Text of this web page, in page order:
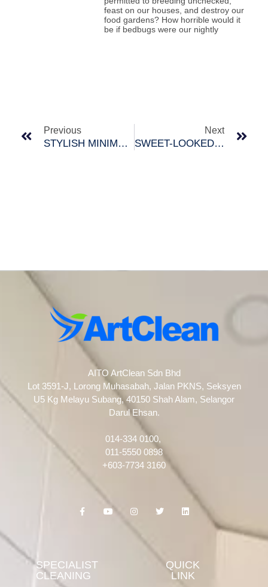
feast on our houses, and destroy our
food gardens? How horrible would it
be if bedbugs were our nightly
Previous
STYLISH MINIMALIST LIVING ROOM IDEAS
Next
SWEET-LOOKED LIVING ROOM TIPS THAT EVERYONE CAN FOLLOW
AITO ArtClean Sdn Bhd
Lot 3591-J, Lorong Muhasabah, Jalan PKNS, Seksyen
U5 Kg Melayu Subang, 40150 Shah Alam, Selangor
Darul Ehsan.
014-334 0100,
011-5550 0898
+603-7734 3160
a
k
-
f
Y
o
n
w
i
n
SPECIALIST
CLEANING
QUICK
LINK